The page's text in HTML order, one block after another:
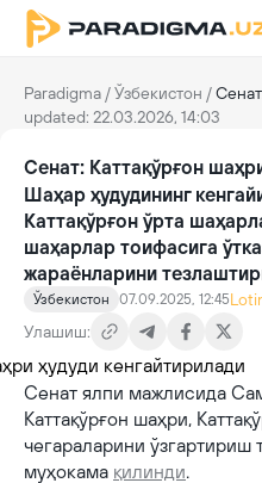
Paradigma /Ўзбекистон /Сенат:
updated: 22.03.2026, 14:03
Сенат: Каттақўрғон
Шаҳар ҳудудининг
Каттақўрғон ўрта
шаҳарлар тоифасига
жараёнларини
Ўзбекистон 07.09.2025, 12:45
Улашиш:
Сенат ялпи мажлисида
Каттақўрғон шаҳри,
чегараларини ўзгартириш
муҳокама қилинди.